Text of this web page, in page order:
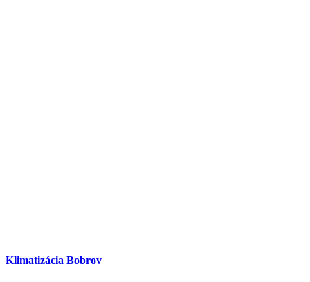
Klimatizácia Bobrov